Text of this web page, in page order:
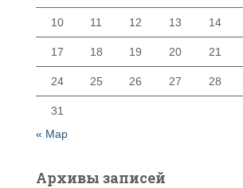
10 11 12 13 14
17 18 19 20 21
24 25 26 27 28
31
« Мар
Архивы записей